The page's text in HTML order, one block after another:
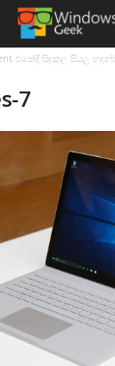
එකේදී සිදුකල සියලු
7